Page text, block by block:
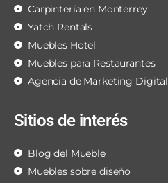
Carpintería en Monterrey
Yatch Rentals
Muebles Hotel
Muebles para Restaurantes
Agencia de Marketing Digital
Sitios de interés
Blog del Mueble
Muebles sobre diseño